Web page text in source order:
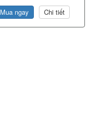
Mua ngay Chi tiết